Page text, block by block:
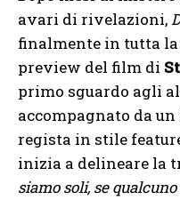
avari di rivelazioni,
finalmente in tutta
preview del film di
primo sguardo agli
accompagnato da
regista in stile
inizia a delineare la
siamo soli, se